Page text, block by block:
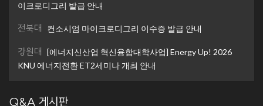
이크로디그리 발급 안내
전북대 컨소시엄 마이크로디그리 이수증 발급 안내
강원대 [에너지신산업 혁신융합대학사업] Energy Up! 2026
KNU 에너지전환 ET2세미나 개최 안내
Q&A 게시판